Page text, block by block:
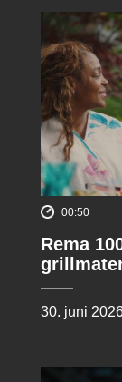
00:50
Rema
30. juni